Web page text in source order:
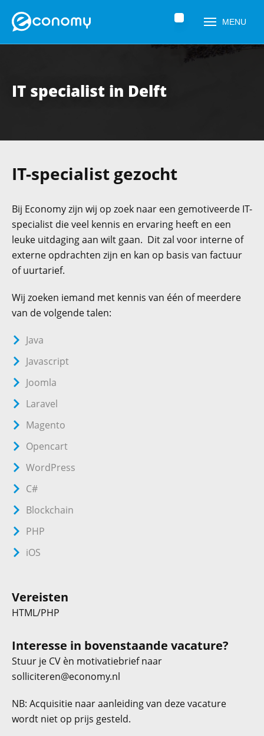
MENU
Home » Vacatures» IT specialist in Delft
IT specialist in Delft
IT-specialist gezocht
Bij Economy zijn wij op zoek naar een gemotiveerde IT-
specialist die veel kennis en ervaring heeft en een
leuke uitdaging aan wilt gaan. Dit zal voor interne of
externe opdrachten zijn en kan op basis van factuur
of uurtarief.
Wij zoeken iemand met kennis van één of meerdere
van de volgende talen:
Java
Javascript
Joomla
Laravel
Magento
Opencart
WordPress
C#
Blockchain
PHP
iOS
Vereisten
HTML/PHP
Interesse in bovenstaande vacature?
Stuur je CV èn motivatiebrief naar
solliciteren@economy.nl
NB: Acquisitie naar aanleiding van deze vacature
wordt niet op prijs gesteld.
Telefoonnummer*
Recaptcha